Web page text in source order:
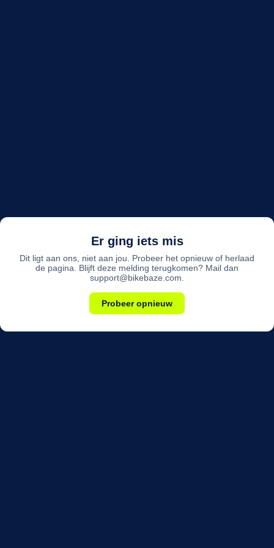
Er ging iets mis
Dit ligt aan ons, niet aan jou. Probeer het opnieuw of herlaad
de pagina. Blijft deze melding terugkomen? Mail dan
support@bikebaze.com.
Probeer opnieuw